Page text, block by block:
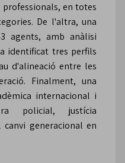
professionals, en totes
De l'altra, una
agents, amb anàlisi
identificat tres perfils
d'alineació entre les
Finalment, una
internacional i
policial, justícia
generacional en